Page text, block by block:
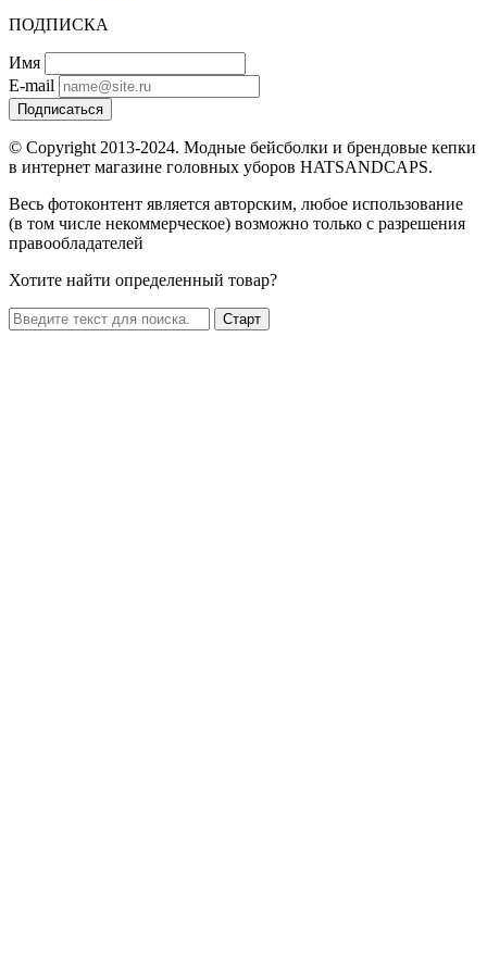
ПОДПИСКА
Имя
E-mail
Подписаться
© Copyright 2013-2024. Модные бейсболки и брендовые кепки
в интернет магазине головных уборов HATSANDCAPS.
Весь фотоконтент является авторским, любое использование
(в том числе некоммерческое) возможно только с разрешения
правообладателей
Хотите найти определенный товар?
Старт